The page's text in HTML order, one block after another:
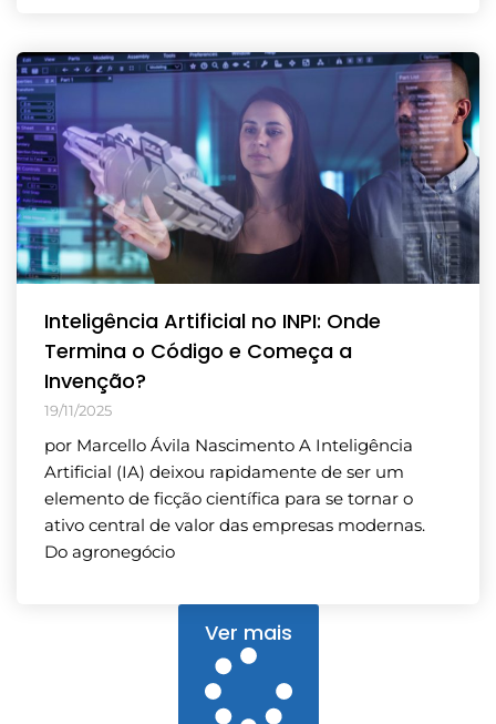
Inteligência Artificial no INPI: Onde
Termina o Código e Começa a
Invenção?
19/11/2025
por Marcello Ávila Nascimento A Inteligência
Artificial (IA) deixou rapidamente de ser um
elemento de ficção científica para se tornar o
ativo central de valor das empresas modernas.
Do agronegócio
Ver mais